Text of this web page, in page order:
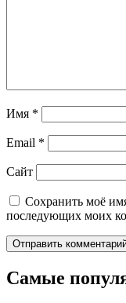
Имя *
Email *
Сайт
Сохранить моё
последующих моих
Самые